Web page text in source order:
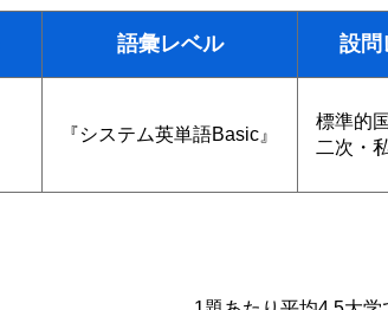
語彙レベル 設問
『システム英単語Basic』
標準的
二次・